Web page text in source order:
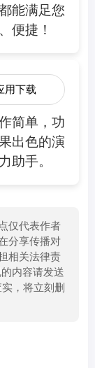
能满足您
便捷！
用下载
简单，功
出色的演
助手。
仅代表作者
分享传播对
相关法律责
内容请发送
，将立刻删